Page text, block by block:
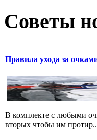
Советы
Правила ухода за
В комплекте с любыми
вторых чтобы им